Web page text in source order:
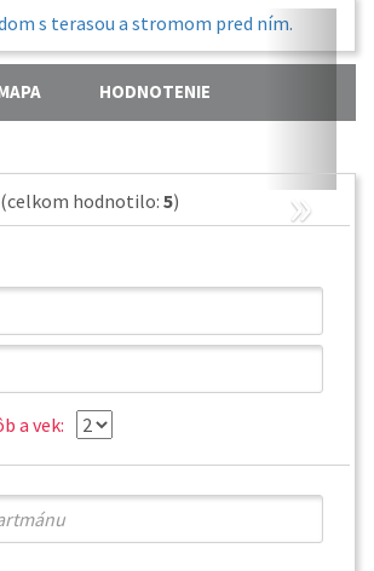
»
HODNOTENIE
(celkom hodnotilo: 5)
a vek: